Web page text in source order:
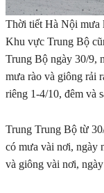
Thời tiết Hà Nội mưa
Khu vực Trung Bộ
Trung Bộ ngày 30/9,
mưa rào và giông rải
riêng 1-4/10, đêm và
Trung Trung Bộ từ
có mưa vài nơi, ngày
và giông vài nơi,